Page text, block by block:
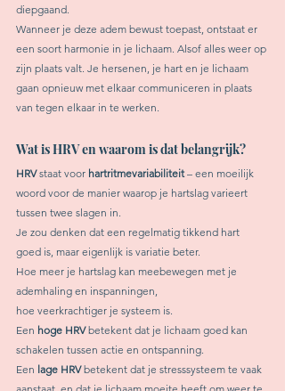
diepgaand.
Wanneer je deze adem bewust toepast, ontstaat er
een soort harmonie in je lichaam. Alsof alles weer op
zijn plaats valt. Je hersenen, je hart en je lichaam
gaan opnieuw met elkaar communiceren in plaats
van tegen elkaar in te werken.
Wat is HRV en waarom is dat belangrijk?
HRV staat voor hartritmevariabiliteit – een moeilijk
woord voor de manier waarop je hartslag varieert
tussen twee slagen in.
Je zou denken dat een regelmatig tikkend hart
goed is, maar eigenlijk is variatie beter.
Hoe meer je hartslag kan meebewegen met je
ademhaling en inspanningen,
hoe veerkrachtiger je systeem is.
Een hoge HRV betekent dat je lichaam goed kan
schakelen tussen actie en ontspanning.
Een lage HRV betekent dat je stresssysteem te vaak